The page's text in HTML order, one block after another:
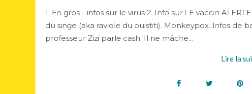
1. En gros - infos sur le virus 2. Info sur LE vaccin
du singe (aka raviole du ouistiti). Monkeypox. Infos de
professeur Zizi parle cash. Il ne mâche...
Lire la